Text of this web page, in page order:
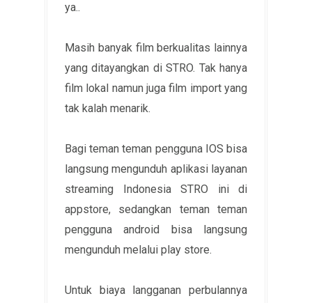
ya..
Masih banyak film berkualitas lainnya
yang ditayangkan di STRO. Tak hanya
film lokal namun juga film import yang
tak kalah menarik.
Bagi teman teman pengguna IOS bisa
langsung mengunduh aplikasi layanan
streaming Indonesia STRO ini di
appstore, sedangkan teman teman
pengguna android bisa langsung
mengunduh melalui play store.
Untuk biaya langganan perbulannya